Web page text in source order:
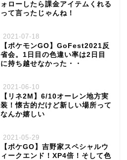
ォローしたら課金アイテムくれる
って言ったじゃんね！
2021-07-18
【ポケモンGO】GoFest2021反
省会。1日目の色違い率は2日目
に持ち越せなかった・・
2021-06-10
【リネ2M】6/10オーレン地方実
装！懐古的だけど新しい場所って
なんか嬉しい
2021-05-29
【ポケGO】吉野家スペシャルウ
ィークエンド！XP4倍！そして色